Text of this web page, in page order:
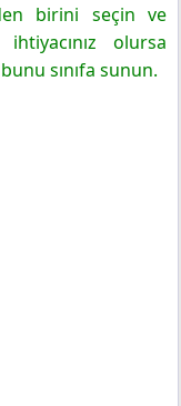
birini seçin ve
olursa
sınıfa sunun.